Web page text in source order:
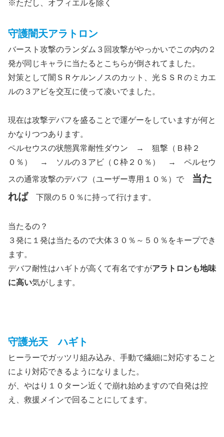
※ただし、オフィエルを除く
守護闇天アラトロン
バースト攻撃のランダム３回攻撃がやっかいでこの内の２
発が同じキャラに当たるとこちらが倒されてました。
対策として闇ＳＲケルンノスのカット、光ＳＳＲのミカエ
ルの３アビを交互に使って凌いでました。
現在は攻撃デバフを盛ることで運ゲーをしていますが何と
かなりつつあります。
ペルセウスの状態異常耐性ダウン → 狙撃（Ｂ枠２
０％） → ソルの３アビ（Ｃ枠２０％） → ペルセウ
スの通常攻撃のデバフ（ユーザー専用１０％）で
当た
れば 下限の５０％に持って行けます。
当たるの？
３発に１発は当たるので大体３０％～５０％をキープでき
ます。
デバフ耐性はハギトが高くて有名ですがアラトロンも地味
に高い気がします。
守護光天 ハギト
ヒーラーでガッツリ組み込み、手動で繊細に対応すること
により対応できるようになりました。
が、やはり１０ターン近くで崩れ始めますので自発は控
え、救援メインで回ることにしてます。